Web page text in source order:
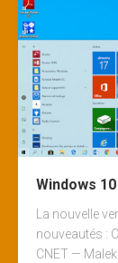
Windows
La nouvelle
nouveautés :
CNET —